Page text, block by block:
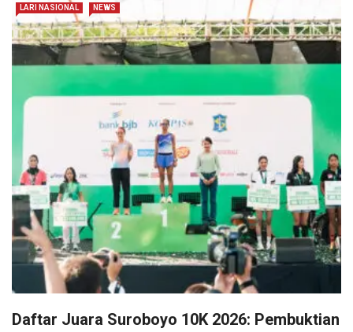
LARI NASIONAL NEWS
Daftar Juara Suroboyo 10K 2026: Pembuktian